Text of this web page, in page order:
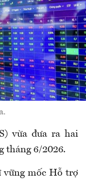
vừa đưa ra hai
tháng 6/2026.
vững mốc Hỗ trợ